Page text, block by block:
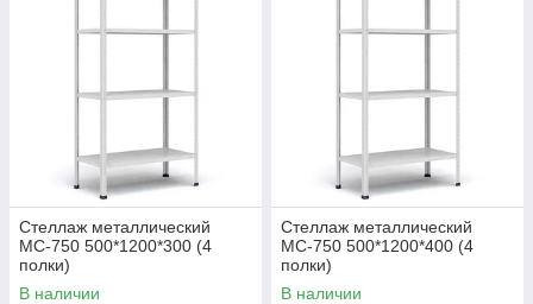
Стеллаж металлический
МС-750 500*1200*300 (4
полки)
В наличии
Стеллаж металлический
МС-750 500*1200*400 (4
полки)
В наличии